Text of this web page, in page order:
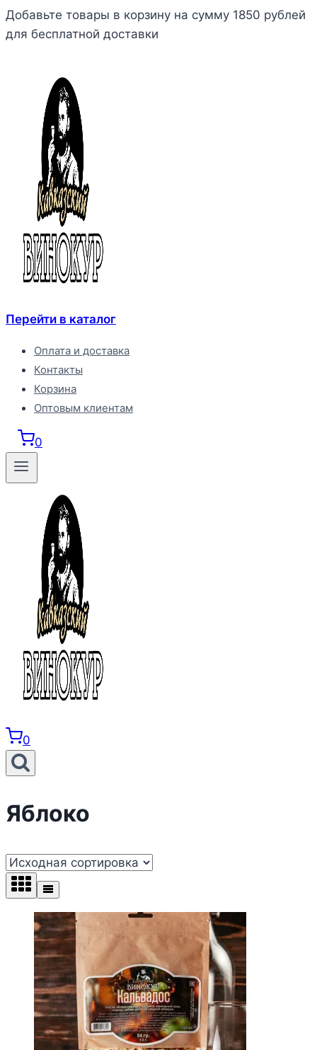
Добавьте товары в корзину на сумму 1850 рублей
для бесплатной доставки
содержимому
Перейти в каталог
Оплата и доставка
Контакты
Корзина
Оптовым клиентам
0
0
Яблоко